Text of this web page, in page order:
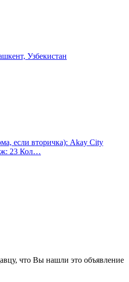
если вторичка): Akay City
23 Кол…
что Вы нашли это объявление